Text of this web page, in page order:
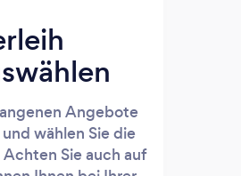
Angebote
wählen Sie die
Achten Sie auch auf